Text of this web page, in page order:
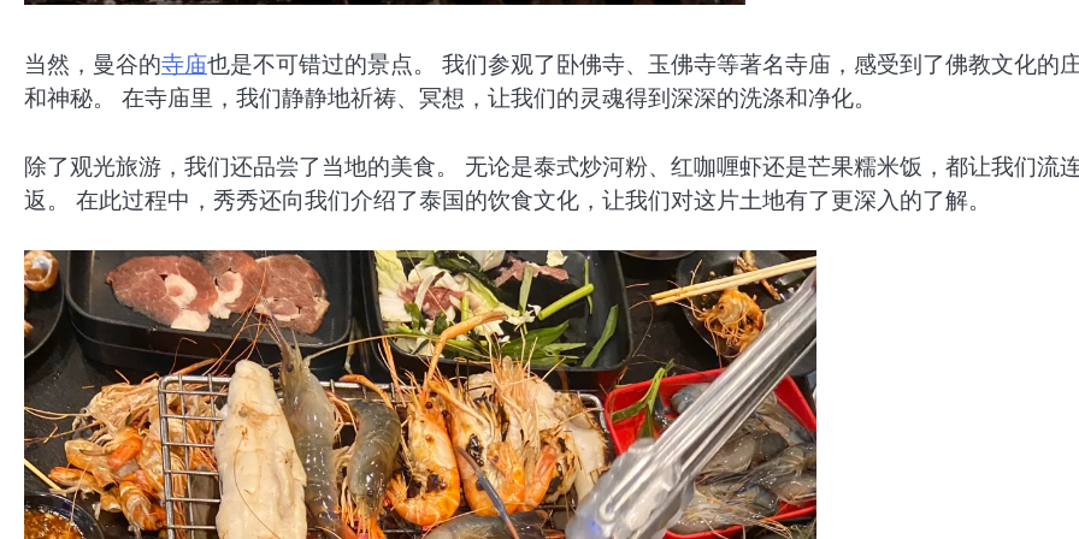
当然，曼谷的寺庙也是不可错过的景点。 我们参观了卧佛寺、玉佛寺等著名寺庙，感受到了佛教文化的
和神秘。 在寺庙里，我们静静地祈祷、冥想，让我们的灵魂得到深深的洗涤和净化。
除了观光旅游，我们还品尝了当地的美食。 无论是泰式炒河粉、红咖喱虾还是芒果糯米饭，都让我们流
返。 在此过程中，秀秀还向我们介绍了泰国的饮食文化，让我们对这片土地有了更深入的了解。